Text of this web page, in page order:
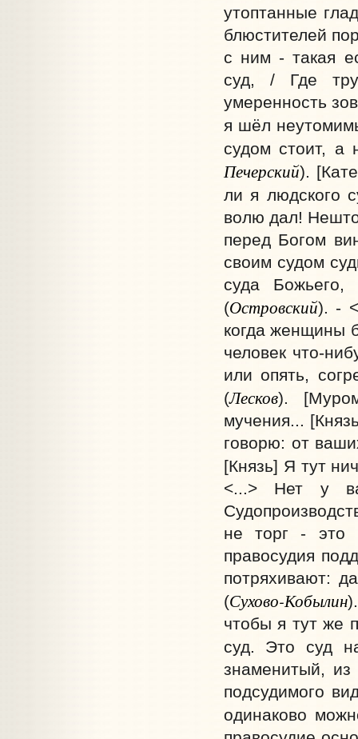
утоптанные
блюстителей
с ним - такая
суд, / Где
умеренность
я шёл
судом стоит, а
Печерский).
ли я людского
волю дал!
перед Богом
своим судом
суда
(Островский). -
когда женщины
человек что-
или опять,
(Лесков).
мучения...
говорю: от
[Князь] Я тут
<...> Нет у
не торг - это
правосудия
потряхивают:
(Сухово-Кобылин
чтобы я тут же
суд. Это суд
знаменитый,
подсудимого
одинаково